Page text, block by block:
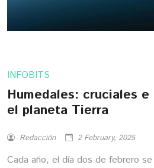
INFOBITS
Humedales: cruciales
el planeta Tierra
Redacción 2 February, 2025
Cada año, el día dos de febrero